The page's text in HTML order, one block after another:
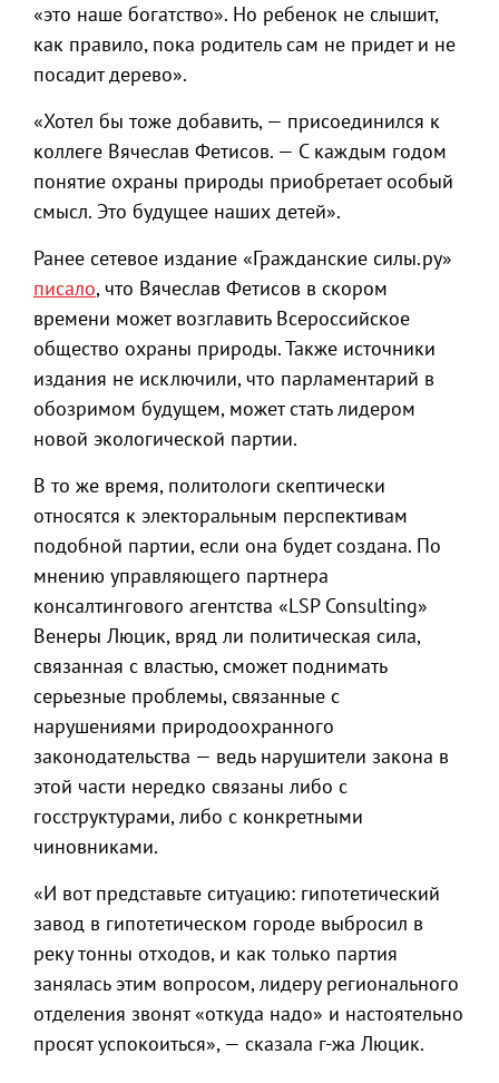
«это наше богатство». Но ребенок не слышит,
как правило, пока родитель сам не придет и не
посадит дерево».
«Хотел бы тоже добавить, — присоединился к
коллеге Вячеслав Фетисов. — С каждым годом
понятие охраны природы приобретает особый
смысл. Это будущее наших детей».
Ранее сетевое издание «Гражданские силы.ру»
писало, что Вячеслав Фетисов в скором
времени может возглавить Всероссийское
общество охраны природы. Также источники
издания не исключили, что парламентарий в
обозримом будущем, может стать лидером
новой экологической партии.
В то же время, политологи скептически
относятся к электоральным перспективам
подобной партии, если она будет создана. По
мнению управляющего партнера
консалтингового агентства «LSP Consulting»
Венеры Люцик, вряд ли политическая сила,
связанная с властью, сможет поднимать
серьезные проблемы, связанные с
нарушениями природоохранного
законодательства — ведь нарушители закона в
этой части нередко связаны либо с
госструктурами, либо с конкретными
чиновниками.
«И вот представьте ситуацию: гипотетический
завод в гипотетическом городе выбросил в
реку тонны отходов, и как только партия
занялась этим вопросом, лидеру регионального
отделения звонят «откуда надо» и настоятельно
просят успокоиться», — сказала г-жа Люцик.